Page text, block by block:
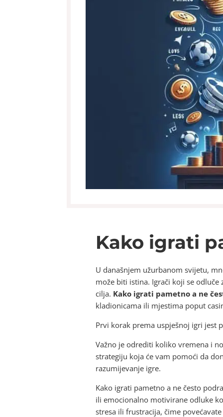
Kako igrati
U današnjem užurbanom svijetu,
može biti istina. Igrači koji se
cilja. Kako igrati pametno a ne
kladionicama ili mjestima poput
Prvi korak prema uspješnoj igri jest
Važno je odrediti koliko vremena i
strategiju koja će vam pomoći da
razumijevanje igre.
Kako igrati pametno a ne često
ili emocionalno motivirane odluke
stresa ili frustracija, čime